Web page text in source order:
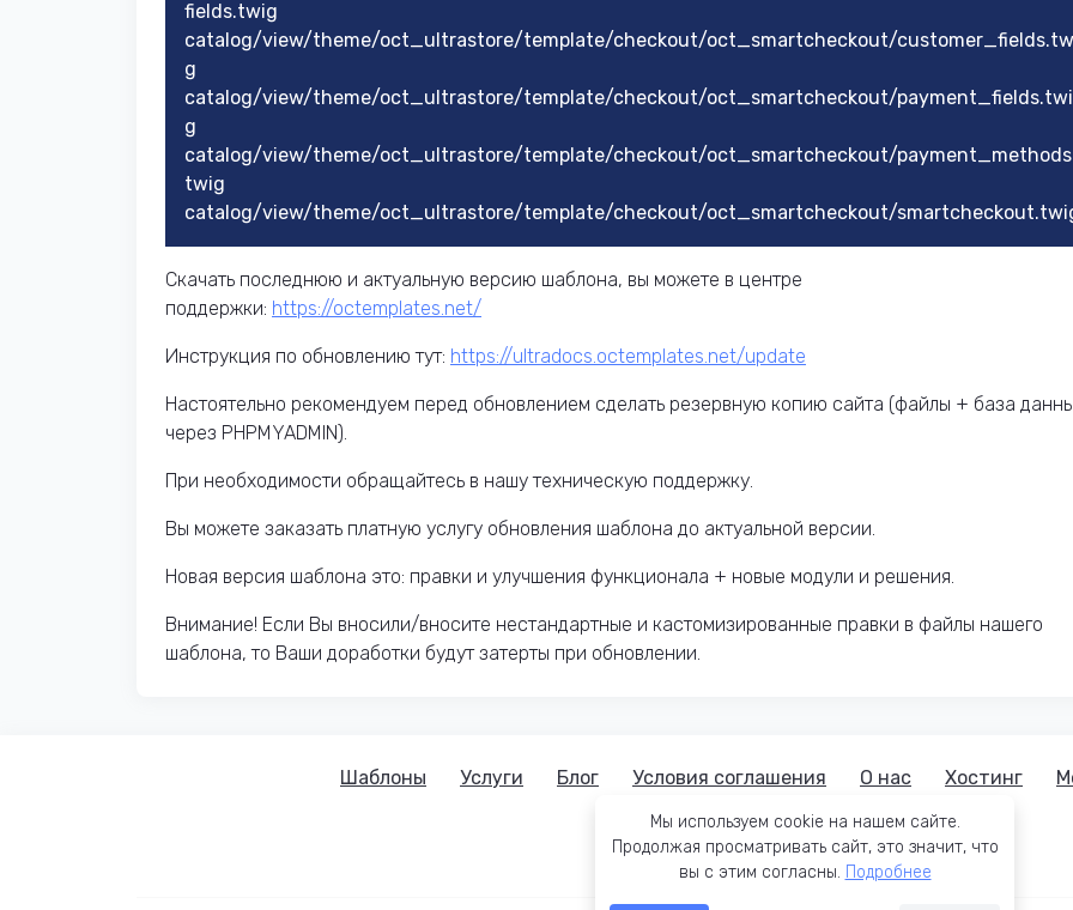
fields.twig
catalog/view/theme/oct_ultrastore/template/checkout/oct_smartcheckout/
g
catalog/view/theme/oct_ultrastore/template/checkout/oct_smartcheckout/payment_fields.twi
g
catalog/view/theme/oct_ultrastore/template/checkout/oct_smartcheckout/
twig
catalog/view/theme/oct_ultrastore/template/checkout/oct_smartcheckout/
Скачать последнюю и актуальную версию шаблона, вы можете в центре
поддержки: https://octemplates.net/
Инструкция по обновлению тут: https://ultradocs.octemplates.net/update
Настоятельно рекомендуем перед обновлением сделать резервную копию сайта (файлы + база
через PHPMYADMIN).
При необходимости обращайтесь в нашу техническую поддержку.
Вы можете заказать платную услугу обновления шаблона до актуальной версии.
Новая версия шаблона это: правки и улучшения функционала + новые модули и решения.
Внимание! Если Вы вносили/вносите нестандартные и кастомизированные правки в файлы нашего
шаблона, то Ваши доработки будут затерты при обновлении.
Шаблоны Услуги Блог Условия соглашения О нас Хостинг
Мы используем cookie на нашем сайте.
Продолжая просматривать сайт, это значит, что
вы с этим согласны. Подробнее